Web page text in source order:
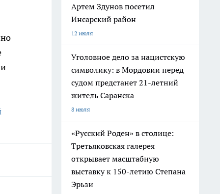
Артем Здунов посетил
Инсарский район
12 июля
Уголовное дело за нацистскую
символику: в Мордовии перед
судом предстанет 21-летний
житель Саранска
8 июля
«Русский Роден» в столице:
Третьяковская галерея
открывает масштабную
выставку к 150-летию Степана
Эрьзи